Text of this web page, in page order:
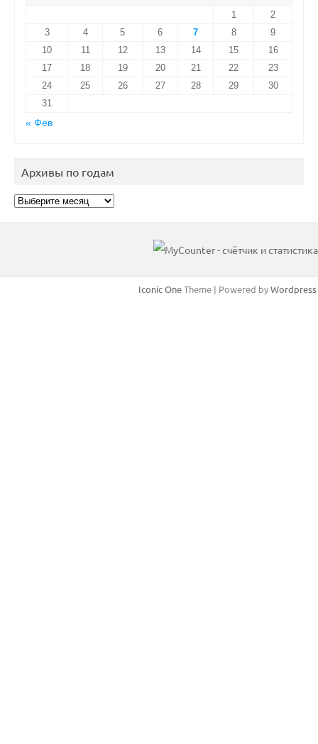
1
2
3
4 5 6 7 8
9
10
11 12 13 14 15
16
17
18 19 20 21 22
23
24
25 26 27 28 29
30
31
« Фев
Архивы по годам
Архивы
Iconic OneTheme | Powered byWordpress